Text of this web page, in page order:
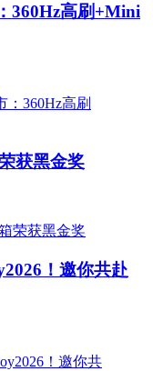
360Hz高刷+Mini
获黑金奖
！邀你共赴